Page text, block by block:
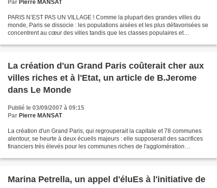
Par Pierre MANSAT
PARIS N’EST PAS UN VILLAGE ! Comme la plupart des grandes villes du
monde, Paris se dissocie : les populations aisées et les plus défavorisées se
concentrent au cœur des villes tandis que les classes populaires et
La création d'un Grand Paris coûterait cher aux
villes riches et à l'Etat, un article de B.Jerome
dans Le Monde
Publié le 03/09/2007 à 09:15
Par Pierre MANSAT
La création d'un Grand Paris, qui regrouperait la capitale et 78 communes
alentour, se heurte à deux écueils majeurs : elle supposerait des sacrifices
financiers très élevés pour les communes riches de l'agglomération
Marina Petrella, un appel d'éluEs à l'initiative de